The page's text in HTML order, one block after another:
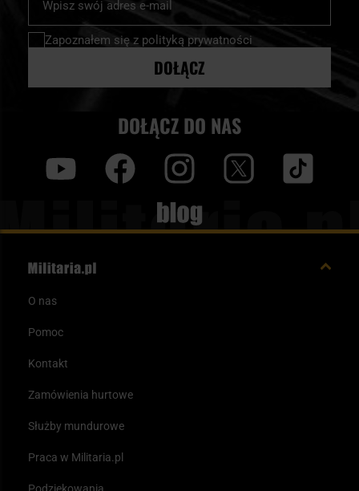
nasz
newsletter:
Zapoznałem się z polityką prywatności
DOŁĄCZ
DOŁĄCZ DO NAS
Blog
O nas
Pomoc
Kontakt
Zamówienia hurtowe
Służby mundurowe
Praca w Militaria.pl
Podziękowania